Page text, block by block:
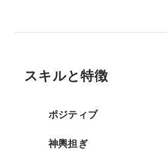
スキルと特徴
ポジティブ
神輿担ぎ